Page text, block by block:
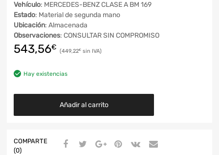
Vehículo: MERCEDES-BENZ CLASE A BM 169
Estado: Material de segunda mano
Ubicación: Almacenada
Observaciones: CONSULTAR SIN COMPROMISO
543,56€ 449,22€
Hay existencias
Añadir al carrito
COMPARTE
(0)